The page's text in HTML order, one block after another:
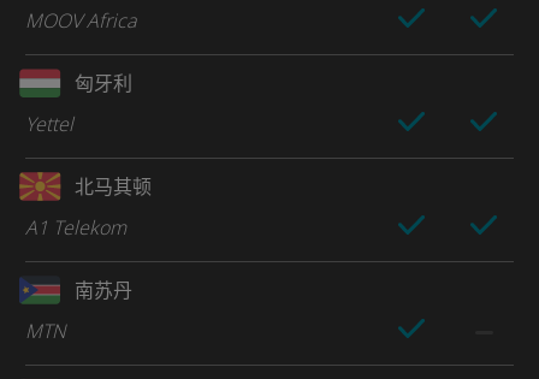
MOOV Africa
匈牙利
Yettel
北马其顿
A1 Telekom
南苏丹
MTN